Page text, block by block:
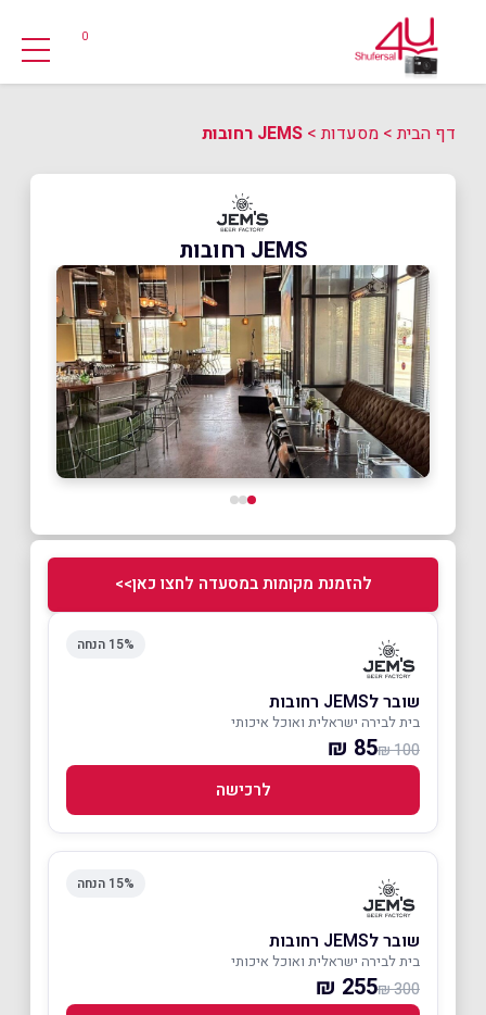
0
דף הבית> מסעדות> JEMS רחובות
JEMS רחובות
להזמנת מקומות במסעדה לחצו כאן>>
15% הנחה
שובר לJEMS רחובות
בית לבירה ישראלית ואוכל איכותי
100 ₪
85 ₪
לרכישה
15% הנחה
שובר לJEMS רחובות
בית לבירה ישראלית ואוכל איכותי
300 ₪
255 ₪